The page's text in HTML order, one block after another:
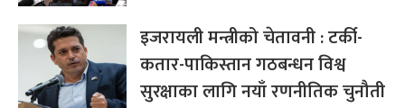
इजरायली मन्त्रीको चेतावनी : टर्की-
कतार-पाकिस्तान गठबन्धन विश्व
सुरक्षाका लागि नयाँ रणनीतिक चुनौती